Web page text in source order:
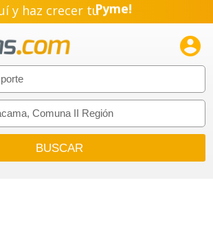
y haz crecer tuPyme!
Emprendimiento!
